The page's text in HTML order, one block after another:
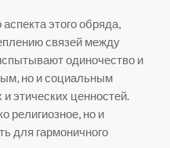
этого обряда,
связей между
одиночество и
но и социальным
этических ценностей.
религиозное, но и
для гармоничного